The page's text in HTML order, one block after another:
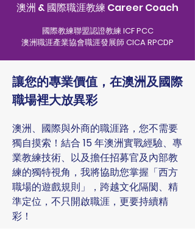
澳洲 & 國際職涯教練 Career Coach
國際教練聯盟認證教練 ICF PCC
澳洲職涯產業協會職涯發展師 CICA RPCDP
讓您的專業價值，在澳洲及國際
職場裡大放異彩
澳洲、國際與外商的職涯路，您不需要
獨自摸索！結合 15 年澳洲實戰經驗、專
業教練技術、以及擔任招募官及內部教
練的獨特視角，我將協助您掌握「西方
職場的遊戲規則」，跨越文化隔閡、精
準定位，不只開啟職涯，更要持續精
彩！